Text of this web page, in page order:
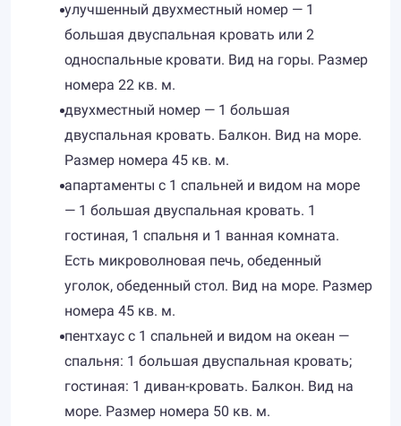
улучшенный двухместный номер — 1
большая двуспальная кровать или 2
односпальные кровати. Вид на горы. Размер
номера 22 кв. м.
двухместный номер — 1 большая
двуспальная кровать. Балкон. Вид на море.
Размер номера 45 кв. м.
апартаменты с 1 спальней и видом на море
— 1 большая двуспальная кровать. 1
гостиная, 1 спальня и 1 ванная комната.
Есть микроволновая печь, обеденный
уголок, обеденный стол. Вид на море. Размер
номера 45 кв. м.
пентхаус с 1 спальней и видом на океан —
спальня: 1 большая двуспальная кровать;
гостиная: 1 диван-кровать. Балкон. Вид на
море. Размер номера 50 кв. м.